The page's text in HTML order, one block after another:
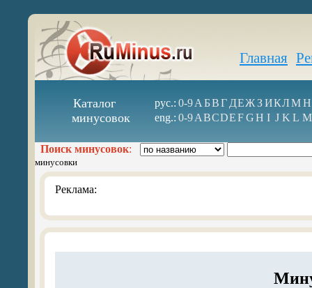
Главная
Каталог
минусовок
рус.: 0-9А БВГ ДЕЖ З ИКЛМН
eng.: 0-9ABCDEFGH I J K L M
Поиск минусовок:
минусовки
Реклама: